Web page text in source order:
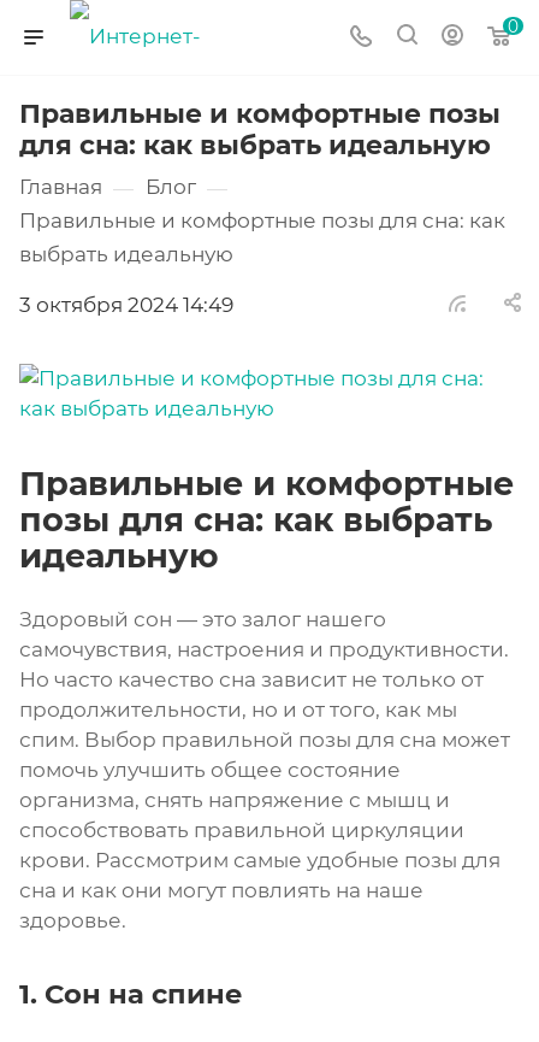
0
Правильные и комфортные позы
для сна: как выбрать идеальную
Главная — Блог —
Правильные и комфортные позы для сна: как
выбрать идеальную
3 октября 2024 14:49
Правильные и комфортные
позы для сна: как выбрать
идеальную
Здоровый сон — это залог нашего
самочувствия, настроения и продуктивности.
Но часто качество сна зависит не только от
продолжительности, но и от того, как мы
спим. Выбор правильной позы для сна может
помочь улучшить общее состояние
организма, снять напряжение с мышц и
способствовать правильной циркуляции
крови. Рассмотрим самые удобные позы для
сна и как они могут повлиять на наше
здоровье.
1. Сон на спине